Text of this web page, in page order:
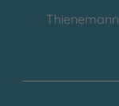
Thienemann